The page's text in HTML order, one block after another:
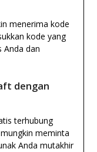
menerima kode
kode yang
Anda dan
dengan
terhubung
meminta
Anda mutakhir